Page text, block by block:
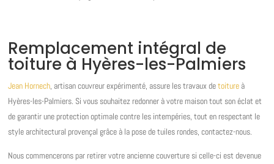
Remplacement intégral de
toiture à Hyères-les-Palmiers
Jean Hornech, artisan couvreur expérimenté, assure les travaux detoiture à
Hyères-les-Palmiers. Si vous souhaitez redonner à votre maison tout son éclat et
de garantir une protection optimale contre les intempéries, tout en respectant le
style architectural provençal grâce à la pose de tuiles rondes, contactez-nous.
Nous commencerons par retirer votre ancienne couverture si celle-ci est devenue